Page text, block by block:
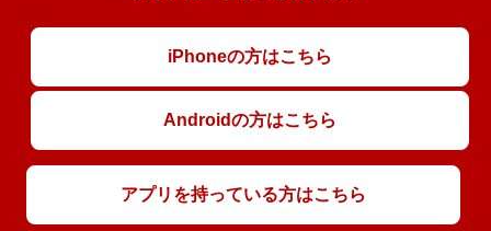
iPhoneの方はこちら
Androidの方はこちら
アプリを持っている方はこちら